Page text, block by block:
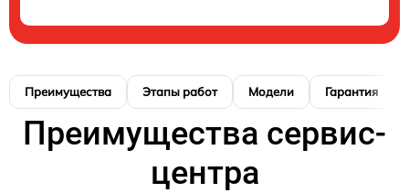
Преимущества Этапы работ Модели Гарантия
Преимущества сервис-
центра